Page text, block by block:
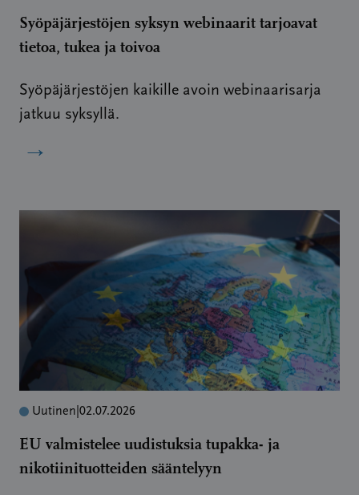
Syöpäjärjestöjen syksyn webinaarit tarjoavat
tietoa, tukea ja toivoa
Syöpäjärjestöjen kaikille avoin webinaarisarja
jatkuu syksyllä.
→
Uutinen 02.07.2026
EU valmistelee uudistuksia tupakka- ja
nikotiinituotteiden sääntelyyn